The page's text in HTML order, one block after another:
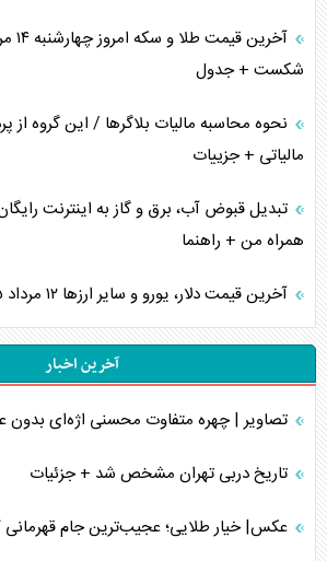
شکست + جدول
نحوه محاسبه مالیات بلاگر‌ها / این گروه از
مالیاتی + جزییات
تبدیل قبوض آب، برق و گاز به اینترنت
همراه من + راهنما
آخرین قیمت دلار، یورو و سایر ارز‌ها ۱۲ مرداد ۱۴۰۵ / جدول
آخرین اخبار
تصاویر | چهره متفاوت محسنی اژه‌ای بدون
تاریخ دربی تهران مشخص شد + جزئیات
عکس| خیار طلایی؛ عجیب‌ترین جام قهرمانی